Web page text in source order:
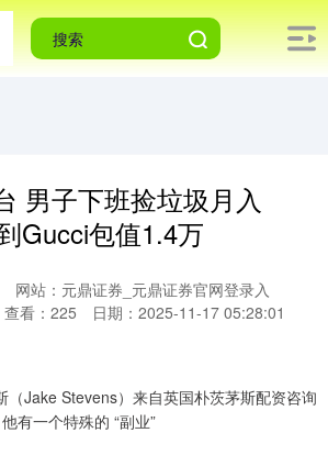
男子下班捡垃圾月入
Gucci包值1.4万
网站：元鼎证券_元鼎证券官网登录入
查看：225 日期：2025-11-17 05:28:01
（Jake Stevens）来自英国朴茨茅斯配资咨询
有一个特殊的 “副业”